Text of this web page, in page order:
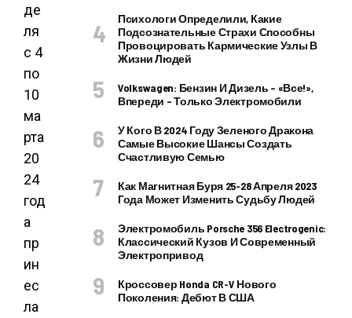
де
ля
с 4
по
10
ма
рта
20
24
год
а
пр
ин
ес
ла
Психологи Определили, Какие
Подсознательные Страхи Способны
Провоцировать Кармические Узлы В
Жизни Людей
Volkswagen: Бензин И Дизель – «все!»,
Впереди – Только Электромобили
У Кого В 2024 Году Зеленого Дракона
Самые Высокие Шансы Создать
Счастливую Семью
Как Магнитная Буря 25-28 Апреля 2023
Года Может Изменить Судьбу Людей
Электромобиль Porsche 356 Electrogenic:
Классический Кузов И Современный
Электропривод
Кроссовер Honda CR-V Нового
Поколения: Дебют В США